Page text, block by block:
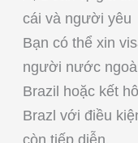
cái và người yêu
Bạn có thể xin
người nước
Brazil hoặc kết
Brazl với điều